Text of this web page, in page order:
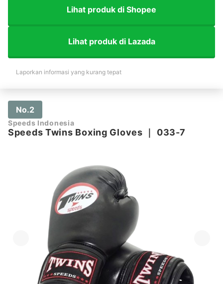
Lihat produk di Shopee
Lihat produk di Lazada
Laporkan informasi yang kurang tepat
No.2
Speeds Indonesia
Speeds Twins Boxing Gloves 033-7